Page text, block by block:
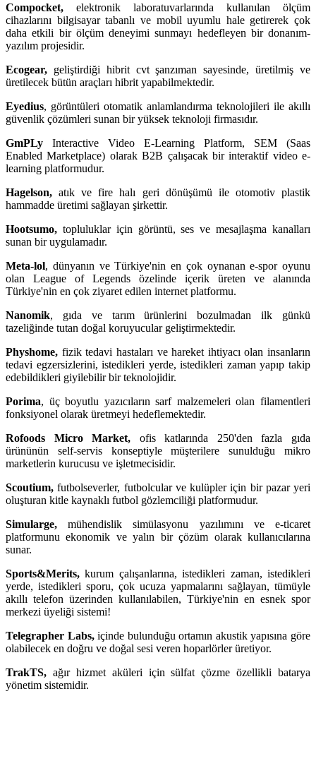
Compocket, elektronik laboratuvarlarında kullanılan ölçüm
cihazlarını bilgisayar tabanlı ve mobil uyumlu hale getirerek çok
daha etkili bir ölçüm deneyimi sunmayı hedefleyen bir donanım-
yazılım projesidir.
Ecogear, geliştirdiği hibrit cvt şanzıman sayesinde, üretilmiş ve
üretilecek bütün araçları hibrit yapabilmektedir.
Eyedius, görüntüleri otomatik anlamlandırma teknolojileri ile akıllı
güvenlik çözümleri sunan bir yüksek teknoloji firmasıdır.
GmPLy Interactive Video E-Learning Platform, SEM (Saas
Enabled Marketplace) olarak B2B çalışacak bir interaktif video e-
learning platformudur.
Hagelson,atık ve fire halı geri dönüşümü ile otomotiv plastik
hammadde üretimi sağlayan şirkettir.
Hootsumo, topluluklar için görüntü, ses ve mesajlaşma kanalları
sunan bir uygulamadır.
Meta-lol, dünyanın ve Türkiye'nin en çok oynanan e-spor oyunu
olan League of Legends özelinde içerik üreten ve alanında
Türkiye'nin en çok ziyaret edilen internet platformu.
Nanomik, gıda ve tarım ürünlerini bozulmadan ilk günkü
tazeliğinde tutan doğal koruyucular geliştirmektedir.
Physhome, fizik tedavi hastaları ve hareket ihtiyacı olan insanların
tedavi egzersizlerini, istedikleri yerde, istedikleri zaman yapıp takip
edebildikleri giyilebilir bir teknolojidir.
Porima, üç boyutlu yazıcıların sarf malzemeleri olan filamentleri
fonksiyonel olarak üretmeyi hedeflemektedir.
Rofoods Micro Market, ofis katlarında 250'den fazla gıda
ürününün self-servis konseptiyle müşterilere sunulduğu mikro
marketlerin kurucusu ve işletmecisidir.
Scoutium, futbolseverler, futbolcular ve kulüpler için bir pazar yeri
oluşturan kitle kaynaklı futbol gözlemciliği platformudur.
Simularge,mühendislik simülasyonu yazılımını ve e-ticaret
platformunu ekonomik ve yalın bir çözüm olarak kullanıcılarına
sunar.
Sports&Merits, kurum çalışanlarına, istedikleri zaman, istedikleri
yerde, istedikleri sporu, çok ucuza yapmalarını sağlayan, tümüyle
akıllı telefon üzerinden kullanılabilen, Türkiye'nin en esnek spor
merkezi üyeliği sistemi!
Telegrapher Labs,içinde bulunduğu ortamın akustik yapısına göre
olabilecek en doğru ve doğal sesi veren hoparlörler üretiyor.
TrakTS, ağır hizmet aküleri için sülfat çözme özellikli batarya
yönetim sistemidir.